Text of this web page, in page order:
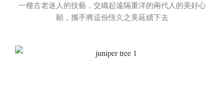
一種古老迷人的技藝，交織起遠隔重洋的兩代人的美好心
願，攜手將這份恆久之美延續下去